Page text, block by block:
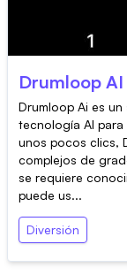
Drumloop AI
Drumloop Ai es
tecnología AI
unos pocos clics,
complejos de
se requiere
puede us...
Diversión